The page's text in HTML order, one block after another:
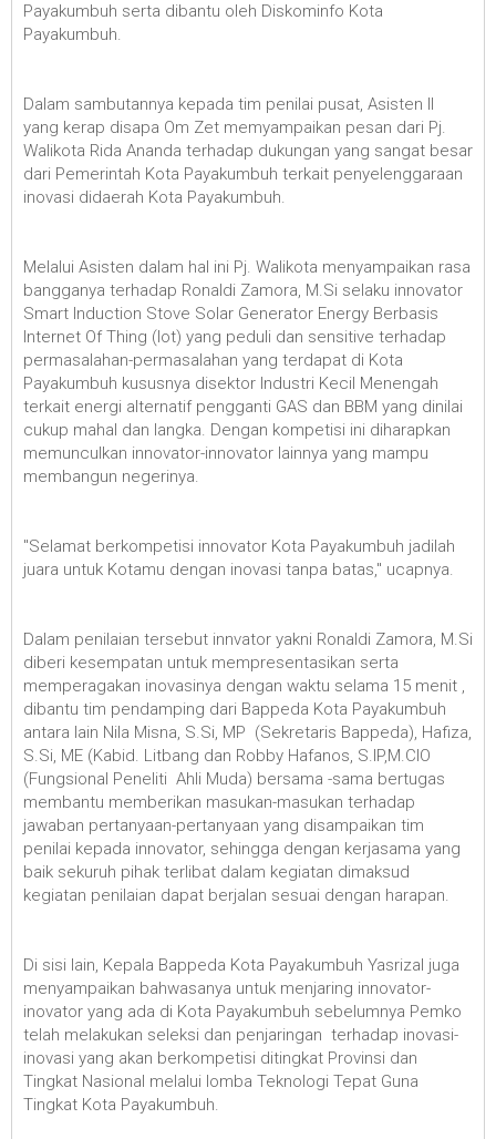
Payakumbuh serta dibantu oleh Diskominfo Kota
Payakumbuh.
Dalam sambutannya kepada tim penilai pusat, Asisten II
yang kerap disapa Om Zet memyampaikan pesan dari Pj.
Walikota Rida Ananda terhadap dukungan yang sangat besar
dari Pemerintah Kota Payakumbuh terkait penyelenggaraan
inovasi didaerah Kota Payakumbuh.
Melalui Asisten dalam hal ini Pj. Walikota menyampaikan rasa
bangganya terhadap Ronaldi Zamora, M.Si selaku innovator
Smart Induction Stove Solar Generator Energy Berbasis
Internet Of Thing (Iot) yang peduli dan sensitive terhadap
permasalahan-permasalahan yang terdapat di Kota
Payakumbuh kususnya disektor Industri Kecil Menengah
terkait energi alternatif pengganti GAS dan BBM yang dinilai
cukup mahal dan langka. Dengan kompetisi ini diharapkan
memunculkan innovator-innovator lainnya yang mampu
membangun negerinya.
"Selamat berkompetisi innovator Kota Payakumbuh jadilah
juara untuk Kotamu dengan inovasi tanpa batas," ucapnya.
Dalam penilaian tersebut innvator yakni Ronaldi Zamora, M.Si
diberi kesempatan untuk mempresentasikan serta
memperagakan inovasinya dengan waktu selama 15 menit ,
dibantu tim pendamping dari Bappeda Kota Payakumbuh
antara lain Nila Misna, S.Si, MP (Sekretaris Bappeda), Hafiza,
S.Si, ME (Kabid. Litbang dan Robby Hafanos, S.IP,M.CIO
(Fungsional Peneliti Ahli Muda) bersama -sama bertugas
membantu memberikan masukan-masukan terhadap
jawaban pertanyaan-pertanyaan yang disampaikan tim
penilai kepada innovator, sehingga dengan kerjasama yang
baik sekuruh pihak terlibat dalam kegiatan dimaksud
kegiatan penilaian dapat berjalan sesuai dengan harapan.
Di sisi lain, Kepala Bappeda Kota Payakumbuh Yasrizal juga
menyampaikan bahwasanya untuk menjaring innovator-
inovator yang ada di Kota Payakumbuh sebelumnya Pemko
telah melakukan seleksi dan penjaringan terhadap inovasi-
inovasi yang akan berkompetisi ditingkat Provinsi dan
Tingkat Nasional melalui lomba Teknologi Tepat Guna
Tingkat Kota Payakumbuh.